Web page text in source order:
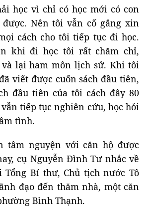
học vì chỉ có học mới có con
Nên tôi vẫn cố gắng xin
cách cho tôi tiếp tục đi học.
khi đi học tôi rất chăm chỉ,
lại ham môn lịch sử. Khi tôi
viết được cuốn sách đầu tiên,
đầu tiên của tôi cách đây 80
tiếp tục nghiên cứu, học hỏi
tình.
tâm nguyện với căn hộ được
cụ Nguyễn Đình Tư nhắc về
Tổng Bí thư, Chủ tịch nước Tô
đạo đến thăm nhà, một căn
Bình Thạnh.